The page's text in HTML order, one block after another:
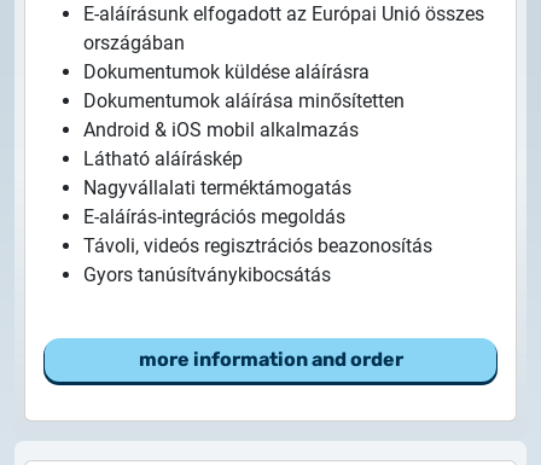
E-aláírásunk elfogadott az Európai Unió összes
országában
Dokumentumok küldése aláírásra
Dokumentumok aláírása minősítetten
Android & iOS mobil alkalmazás
Látható aláíráskép
Nagyvállalati terméktámogatás
E-aláírás-integrációs megoldás
Távoli, videós regisztrációs beazonosítás
Gyors tanúsítványkibocsátás
more information and order